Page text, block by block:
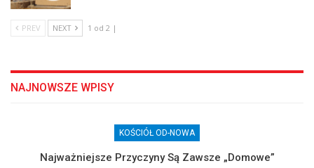
PREV NEXT 1 od 2 |
NAJNOWSZE WPISY
KOŚCIÓŁ OD-NOWA
Najważniejsze Przyczyny Są Zawsze „domowe”